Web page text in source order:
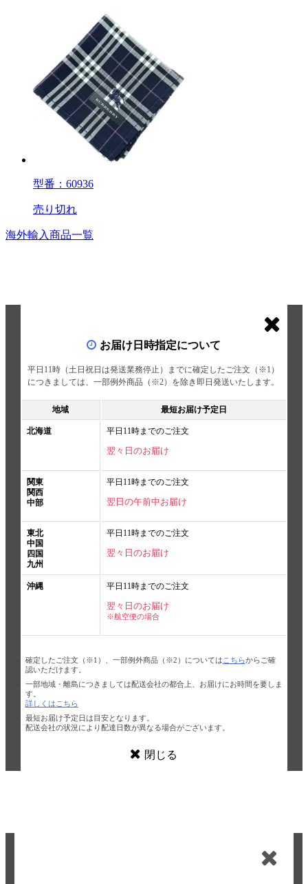
型番：60936
売り切れ
海外輸入商品一覧
お届け日時指定について
平日11時（土日祝日は発送業務停止）までに確定したご注文（※1）
につきましては、一部例外商品（※2）を除き即日発送いたします。
地域 最短お届け予定日
北海道 平日11時までのご注文
翌々日のお届け
関東
関西
中部
平日11時までのご注文
翌日の午前中お届け
東北
中国
四国
九州
平日11時までのご注文
翌々日のお届け
沖縄 平日11時までのご注文
翌々日のお届け
※航空便の場合
確定したご注文（※1）、一部例外商品（※2）については こちらからご確
認いただけます。
一部地域・離島につきましては配送会社の都合上、お届けにお時間を要しま
す。
詳しくはこちら
最短お届け予定日は目安となります。
配送会社の状況により配達日数が異なる場合がございます。
閉じる